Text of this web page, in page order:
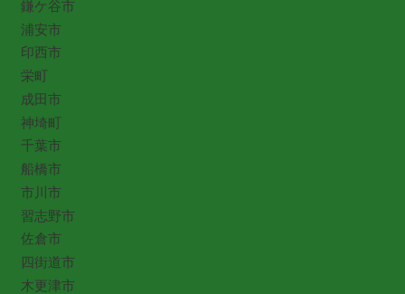
鎌ケ谷市
浦安市
印西市
栄町
成田市
神埼町
千葉市
船橋市
市川市
習志野市
佐倉市
四街道市
木更津市